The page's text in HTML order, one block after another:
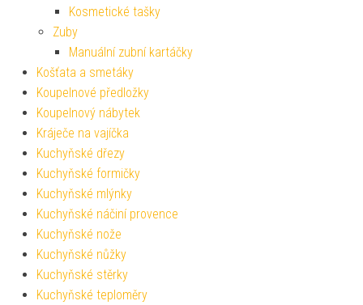
Kosmetické tašky
Zuby
Manuální zubní kartáčky
Košťata a smetáky
Koupelnové předložky
Koupelnový nábytek
Kráječe na vajíčka
Kuchyňské dřezy
Kuchyňské formičky
Kuchyňské mlýnky
Kuchyňské náčiní provence
Kuchyňské nože
Kuchyňské nůžky
Kuchyňské stěrky
Kuchyňské teploměry